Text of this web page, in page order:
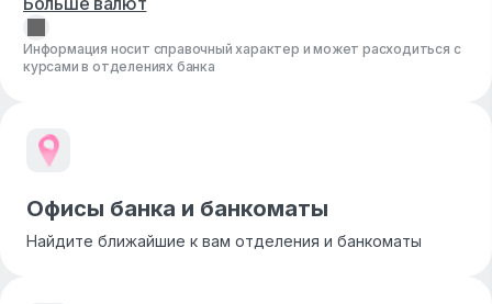
Информация носит справочный характер и может расходиться с
курсами в отделениях банка
Офисы банка и банкоматы
Найдите ближайшие к вам отделения и банкоматы